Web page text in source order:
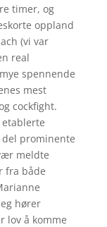
timer, og
oppland
(vi var
real
spennende
mest
cockfight.
prominente
meldte
fra både
hører
lov å komme